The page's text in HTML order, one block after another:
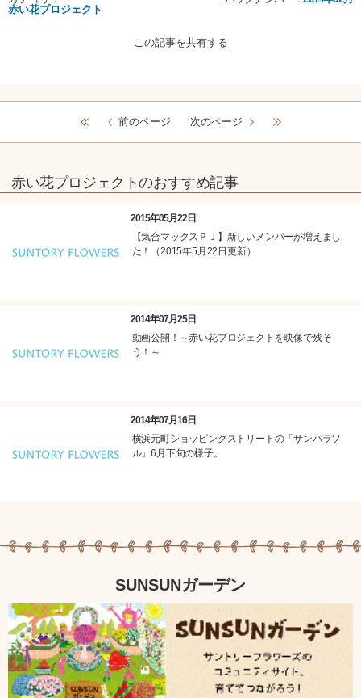
赤い花プロジェクト
この記事を共有する
前のページ 次のページ
赤い花プロジェクトのおすすめ記事
2015年05月22日
【気合マックスＰＪ】新しいメンバーが増えまし
た！（2015年5月22日更新）
2014年07月25日
動画公開！～赤い花プロジェクトを映像で残そ
う！～
2014年07月16日
横浜元町ショッピングストリートの「サンパラソ
ル」6月下旬の様子。
SUNSUNガーデン